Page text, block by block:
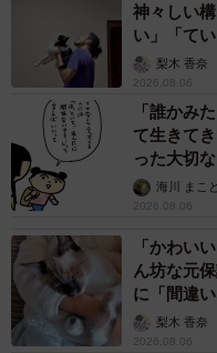
体重は2.5キロと小柄な
りもひとまわり大きな猫
じしない性格だとか。病
の猫たちと楽しく過ごし
「季節の変わり目に風邪
く、悪化する前に早めに
くれる里親さんを見つけ
岡さん）
神々しい
い」「て
梨木 香奈
2026.08.06
「誰かみ
て生きて
った大切
海川 まこと
2026.08.06
「かわい
ん坊な元
に「間違
梨木 香奈
2026.08.06